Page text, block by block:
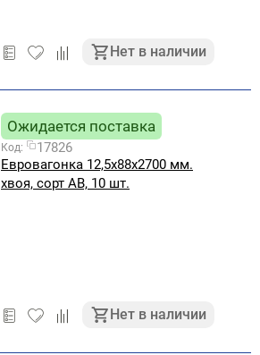
Нет в наличии
Ожидается поставка
Код:
17826
Евровагонка 12,5х88х2700 мм.
хвоя, сорт АВ, 10 шт.
Нет в наличии